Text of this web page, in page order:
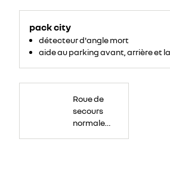
pack city
détecteur d'angle mort
aide au parking avant, arrière et
Roue de
secours
normale